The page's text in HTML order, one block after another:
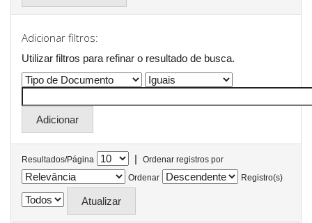
Adicionar filtros:
Utilizar filtros para refinar o resultado de busca.
Resultados/Página |
Ordenar registros por
Ordenar
Registro(s)